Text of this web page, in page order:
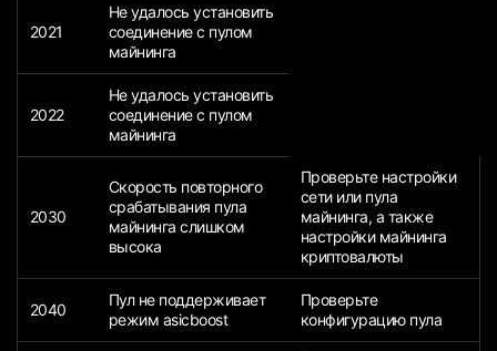
2021
Не удалось установить
соединение с пулом
майнинга
2022
Не удалось установить
соединение с пулом
майнинга
2030
Скорость повторного
срабатывания пула
майнинга слишком
высока
Проверьте настройки
сети или пула
майнинга, а также
настройки майнинга
криптовалюты
2040
Пул не поддерживает
режим asicboost
Проверьте
конфигурацию пула